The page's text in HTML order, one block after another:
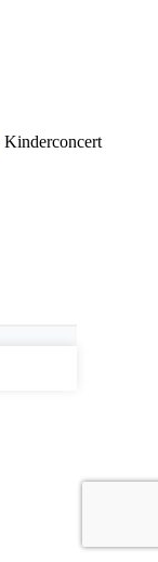
Kinderconcert